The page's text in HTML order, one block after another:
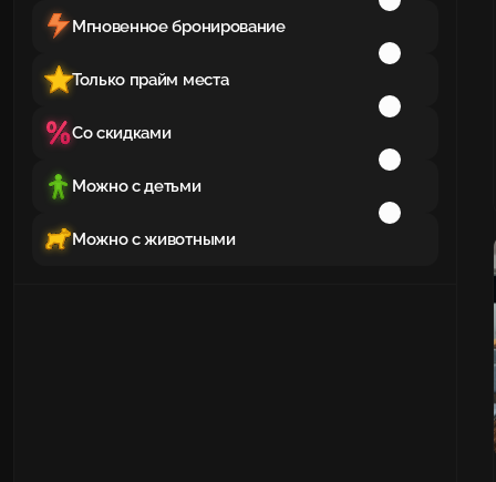
Мгновенное бронирование
Только прайм места
Со скидками
Можно с детьми
Можно с животными